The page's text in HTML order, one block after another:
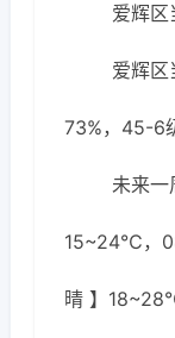
爱辉区
爱辉
73%，45-6
未来一
15~24℃，
晴 】